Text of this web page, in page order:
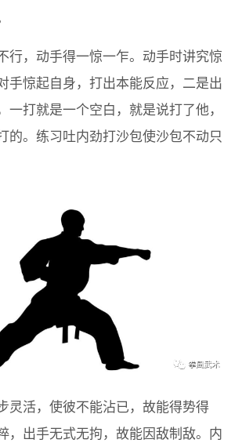
行，动手得一惊一乍。动手时讲究惊
手惊起自身，打出本能反应，二是出
一打就是一个空白，就是说打了他，
的。练习吐内劲打沙包使沙包不动只
灵活，使彼不能沾已，故能得势得
，出手无式无拘，故能因敌制敌。内